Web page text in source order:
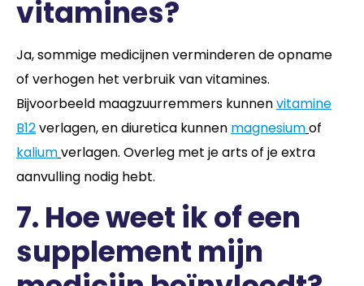
vitamines?
Ja, sommige medicijnen verminderen de opname
of verhogen het verbruik van vitamines.
Bijvoorbeeld maagzuurremmers kunnenvitamine
B12verlagen, en diuretica kunnen magnesiumof
kaliumverlagen. Overleg met je arts of je extra
aanvulling nodig hebt.
7. Hoe weet ik of een
supplement mijn